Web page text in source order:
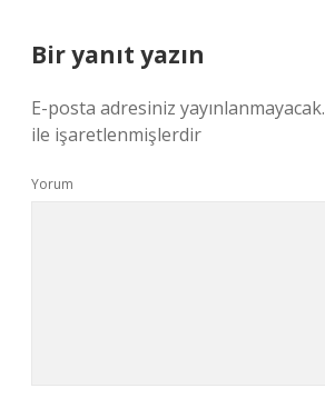
Bir yanıt yazın
E-posta adresiniz yayınlanmayacak.
ile işaretlenmişlerdir
Yorum